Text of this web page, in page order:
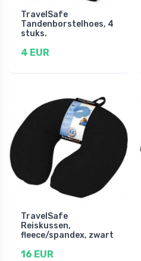
TravelSafe
Tandenborstelhoes, 4
stuks.
4 EUR
TravelSafe
Reiskussen,
fleece/spandex, zwart
16 EUR